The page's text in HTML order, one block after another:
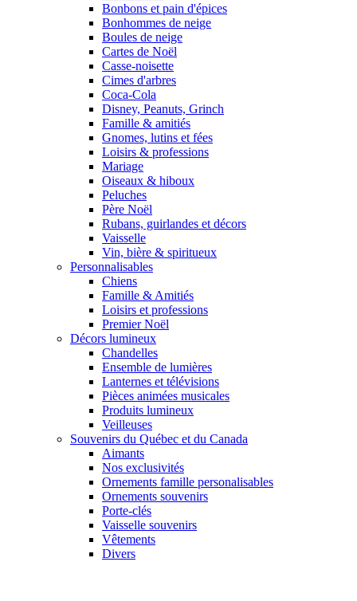
Bonbons et pain d'épices
Bonhommes de neige
Boules de neige
Cartes de Noël
Casse-noisette
Cimes d'arbres
Coca-Cola
Disney, Peanuts, Grinch
Famille & amitiés
Gnomes, lutins et fées
Loisirs & professions
Mariage
Oiseaux & hiboux
Peluches
Père Noël
Rubans, guirlandes et décors
Vaisselle
Vin, bière & spiritueux
Personnalisables
Chiens
Famille & Amitiés
Loisirs et professions
Premier Noël
Décors lumineux
Chandelles
Ensemble de lumières
Lanternes et télévisions
Pièces animées musicales
Produits lumineux
Veilleuses
Souvenirs du Québec et du Canada
Aimants
Nos exclusivités
Ornements famille personalisables
Ornements souvenirs
Porte-clés
Vaisselle souvenirs
Vêtements
Divers